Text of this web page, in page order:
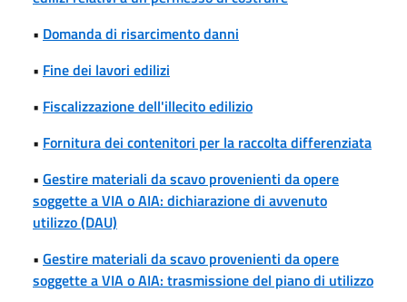
• Domanda di risarcimento danni
• Fine dei lavori edilizi
• Fiscalizzazione dell'illecito edilizio
• Fornitura dei contenitori per la raccolta differenziata
• Gestire materiali da scavo provenienti da opere
soggette a VIA o AIA: dichiarazione di avvenuto
utilizzo (DAU)
• Gestire materiali da scavo provenienti da opere
soggette a VIA o AIA: trasmissione del piano di utilizzo